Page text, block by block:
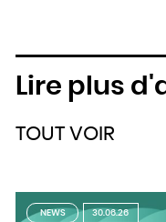
Lire plus
TOUT VOIR
NEWS 30.06.26